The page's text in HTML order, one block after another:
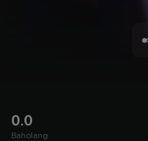
0.0
Baholang